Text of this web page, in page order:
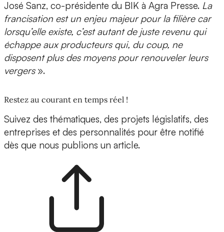
José Sanz, co-présidente du BIK à Agra Presse. La
francisation est un enjeu majeur pour la filière car
lorsqu’elle existe, c’est autant de juste revenu qui
échappe aux producteurs qui, du coup, ne
disposent plus des moyens pour renouveler leurs
vergers».
Restez au courant en temps réel !
Suivez des thématiques, des projets législatifs, des
entreprises et des personnalités pour être notifié
dès que nous publions un article.